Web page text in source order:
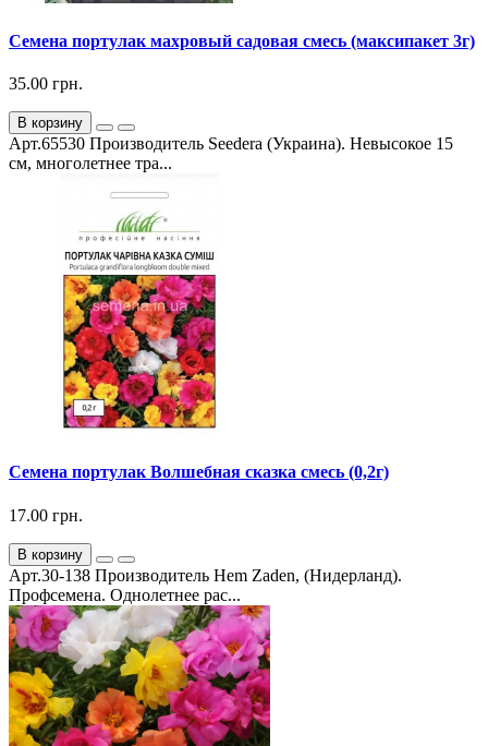
Семена портулак махровый садовая смесь (максипакет 3г)
35.00 грн.
В корзину
Арт.65530 Производитель Seedera (Украина). Невысокое 15
см, многолетнее тра...
Семена портулак Волшебная сказка смесь (0,2г)
17.00 грн.
В корзину
Арт.30-138 Производитель Hem Zaden, (Нидерланд).
Профсемена. Однолетнее рас...